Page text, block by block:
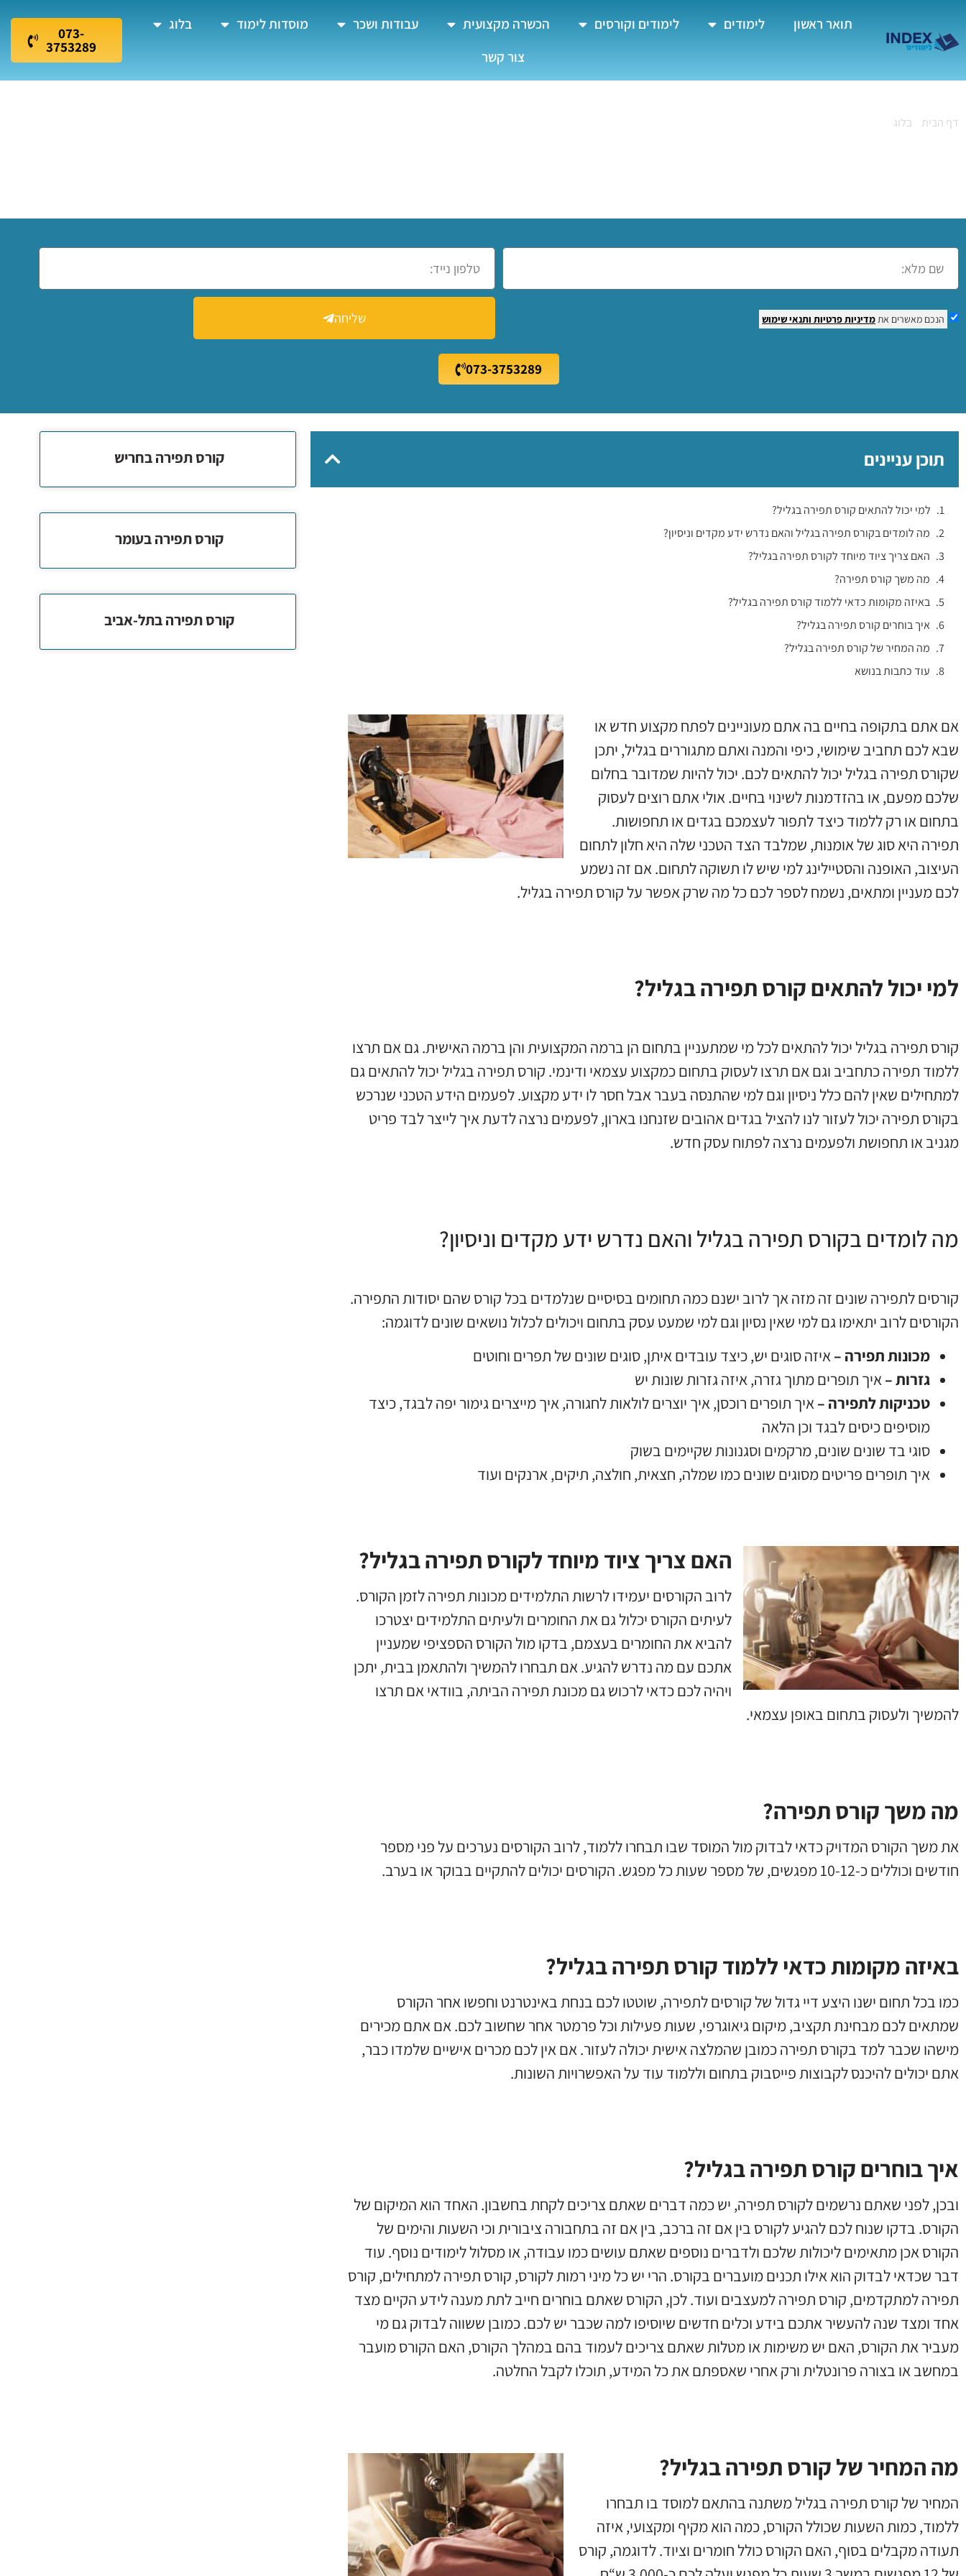
תואר ראשון לימודים לימודים וקורסים הכשרה מקצועית עבודות ושכר מוסדות לימוד
בלוג
צור קשר
073-
3753289
דף הבית בלוג
הנכם מאשרים את מדיניות פרטיות ותנאי שימוש שליחה
073-3753289
תוכן עניינים
למי יכול להתאים קורס תפירה בגליל?
מה לומדים בקורס תפירה בגליל והאם נדרש ידע מקדים וניסיון?
האם צריך ציוד מיוחד לקורס תפירה בגליל?
מה משך קורס תפירה?
באיזה מקומות כדאי ללמוד קורס תפירה בגליל?
איך בוחרים קורס תפירה בגליל?
מה המחיר של קורס תפירה בגליל?
עוד כתבות בנושא
אם אתם בתקופה בחיים בה אתם מעוניינים לפתח מקצוע חדש או
שבא לכם תחביב שימושי, כיפי והמנה ואתם מתגוררים בגליל, יתכן
שקורס תפירה בגליל יכול להתאים לכם. יכול להיות שמדובר בחלום
שלכם מפעם, או בהזדמנות לשינוי בחיים. אולי אתם רוצים לעסוק
בתחום או רק ללמוד כיצד לתפור לעצמכם בגדים או תחפושות.
תפירה היא סוג של אומנות, שמלבד הצד הטכני שלה היא חלון לתחום
העיצוב, האופנה והסטיילינג למי שיש לו תשוקה לתחום. אם זה נשמע
לכם מעניין ומתאים, נשמח לספר לכם כל מה שרק אפשר על קורס תפירה בגליל.
למי יכול להתאים קורס תפירה בגליל?
קורס תפירה בגליל יכול להתאים לכל מי שמתעניין בתחום הן ברמה המקצועית והן ברמה האישית. גם אם תרצו
ללמוד תפירה כתחביב וגם אם תרצו לעסוק בתחום כמקצוע עצמאי ודינמי. קורס תפירה בגליל יכול להתאים גם
למתחילים שאין להם כלל ניסיון וגם למי שהתנסה בעבר אבל חסר לו ידע מקצוע. לפעמים הידע הטכני שנרכש
בקורס תפירה יכול לעזור לנו להציל בגדים אהובים שזנחנו בארון, לפעמים נרצה לדעת איך לייצר לבד פריט
מגניב או תחפושת ולפעמים נרצה לפתוח עסק חדש.
מה לומדים בקורס תפירה בגליל והאם נדרש ידע מקדים וניסיון?
קורסים לתפירה שונים זה מזה אך לרוב ישנם כמה תחומים בסיסיים שנלמדים בכל קורס שהם יסודות התפירה.
הקורסים לרוב יתאימו גם למי שאין נסיון וגם למי שמעט עסק בתחום ויכולים לכלול נושאים שונים לדוגמה:
מכונות תפירה –איזה סוגים יש,כיצד עובדים איתן,סוגים שונים של תפרים וחוטים
גזרות –איך תופרים מתוך גזרה,איזה גזרות שונות יש
טכניקות לתפירה –איך תופרים רוכסן,איך יוצרים לולאות לחגורה,איך מייצרים גימור יפה לבגד,כיצד
מוסיפים כיסים לבגד וכן הלאה
סוגי בד שונים שונים,מרקמים וסגנונות שקיימים בשוק
איך תופרים פריטים מסוגים שונים כמו שמלה, חצאית, חולצה, תיקים,ארנקים ועוד
האם צריך ציוד מיוחד לקורס תפירה בגליל?
לרוב הקורסים יעמידו לרשות התלמידים מכונות תפירה לזמן הקורס.
לעיתים הקורס יכלול גם את החומרים ולעיתים התלמידים יצטרכו
להביא את החומרים בעצמם, בדקו מול הקורס הספציפי שמעניין
אתכם עם מה נדרש להגיע. אם תבחרו להמשיך ולהתאמן בבית, יתכן
ויהיה לכם כדאי לרכוש גם מכונת תפירה הביתה, בוודאי אם תרצו
להמשיך ולעסוק בתחום באופן עצמאי.
מה משך קורס תפירה?
את משך הקורס המדויק כדאי לבדוק מול המוסד שבו תבחרו ללמוד, לרוב הקורסים נערכים על פני מספר
חודשים וכוללים כ-10-12 מפגשים, של מספר שעות כל מפגש. הקורסים יכולים להתקיים בבוקר או בערב.
באיזה מקומות כדאי ללמוד קורס תפירה בגליל?
כמו בכל תחום ישנו היצע דיי גדול של קורסים לתפירה, שוטטו לכם בנחת באינטרנט וחפשו אחר הקורס
שמתאים לכם מבחינת תקציב, מיקום גיאוגרפי, שעות פעילות וכל פרמטר אחר שחשוב לכם. אם אתם מכירים
מישהו שכבר למד בקורס תפירה כמובן שהמלצה אישית יכולה לעזור. אם אין לכם מכרים אישיים שלמדו כבר,
אתם יכולים להיכנס לקבוצות פייסבוק בתחום וללמוד עוד על האפשרויות השונות.
איך בוחרים קורס תפירה בגליל?
ובכן, לפני שאתם נרשמים לקורס תפירה, יש כמה דברים שאתם צריכים לקחת בחשבון. האחד הוא המיקום של
הקורס. בדקו שנוח לכם להגיע לקורס בין אם זה ברכב, בין אם זה בתחבורה ציבורית וכי השעות והימים של
הקורס אכן מתאימים ליכולות שלכם ולדברים נוספים שאתם עושים כמו עבודה, או מסלול לימודים נוסף. עוד
דבר שכדאי לבדוק הוא אילו תכנים מועברים בקורס. הרי יש כל מיני רמות לקורס, קורס תפירה למתחילים, קורס
תפירה למתקדמים, קורס תפירה למעצבים ועוד. לכן, הקורס שאתם בוחרים חייב לתת מענה לידע הקיים מצד
אחד ומצד שנה להעשיר אתכם בידע וכלים חדשים שיוסיפו למה שכבר יש לכם. כמובן ששווה לבדוק גם מי
מעביר את הקורס, האם יש משימות או מטלות שאתם צריכים לעמוד בהם במהלך הקורס, האם הקורס מועבר
במחשב או בצורה פרונטלית ורק אחרי שאספתם את כל המידע, תוכלו לקבל החלטה.
מה המחיר של קורס תפירה בגליל?
המחיר של קורס תפירה בגליל משתנה בהתאם למוסד בו תבחרו
ללמוד, כמות השעות שכולל הקורס, כמה הוא מקיף ומקצועי, איזה
תעודה מקבלים בסוף, האם הקורס כולל חומרים וציוד. לדוגמה, קורס
קורס תפירה בחריש
קורס תפירה בעומר
קורס תפירה בתל-אביב